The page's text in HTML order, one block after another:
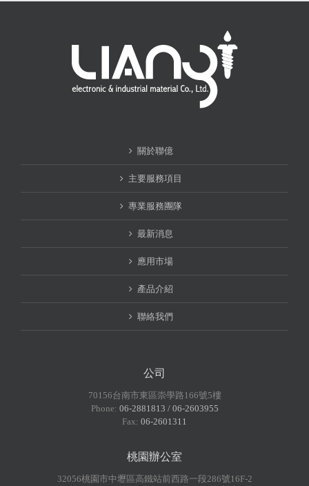
關於聯億
主要服務項目
專業服務團隊
最新消息
應用市場
產品介紹
聯絡我們
公司
70156台南市東區崇學路166號5樓
Phone: 06-2881813 / 06-2603955
Fax: 06-2601311
桃園辦公室
32056桃園市中壢區高鐵站前西路一段286號16F-2